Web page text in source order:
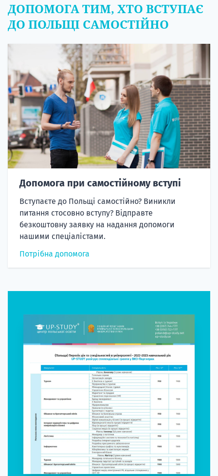
ДОПОМОГА ТИМ, ХТО ВСТУПАЄ
ДО ПОЛЬЩІ САМОСТІЙНО
Допомога при самостійному вступі
Вступаєте до Польщі самостійно? Виникли
питання стосовно вступу? Відправте
безкоштовну заявку на надання допомоги
нашими спеціалістами.
Потрібна допомога